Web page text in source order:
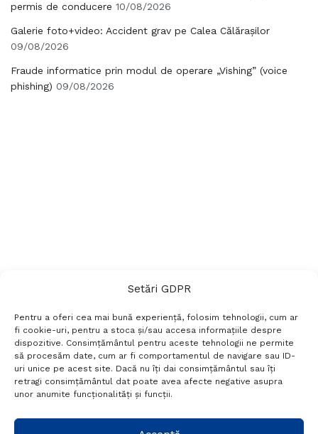
Setări GDPR
Pentru a oferi cea mai bună experiență, folosim tehnologii, cum ar
fi cookie-uri, pentru a stoca și/sau accesa informațiile despre
dispozitive. Consimțământul pentru aceste tehnologii ne permite
să procesăm date, cum ar fi comportamentul de navigare sau ID-
uri unice pe acest site. Dacă nu îți dai consimțământul sau îți
retragi consimțământul dat poate avea afecte negative asupra
unor anumite funcționalități și funcții.
permis de conducere 10/08/2026
Galerie foto+video: Accident grav pe Calea Călărașilor
09/08/2026
Fraude informatice prin modul de operare „Vishing” (voice
phishing) 09/08/2026
Termeni si conditii
Politică de confidențialitate
Politica cookies
Setări GDPR